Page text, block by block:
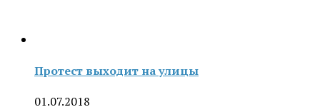
Протест выходит на улицы
01.07.2018